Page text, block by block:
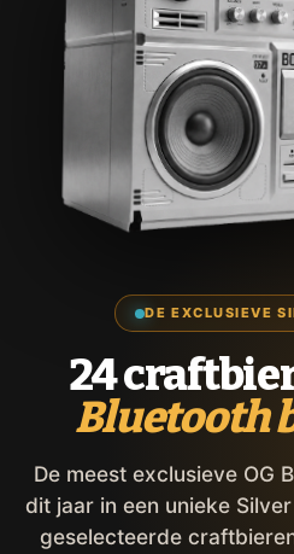
DE EXCLUSIEVE
24
Bluetooth
De meest exclusieve OG
dit jaar in een unieke
geselecteerde